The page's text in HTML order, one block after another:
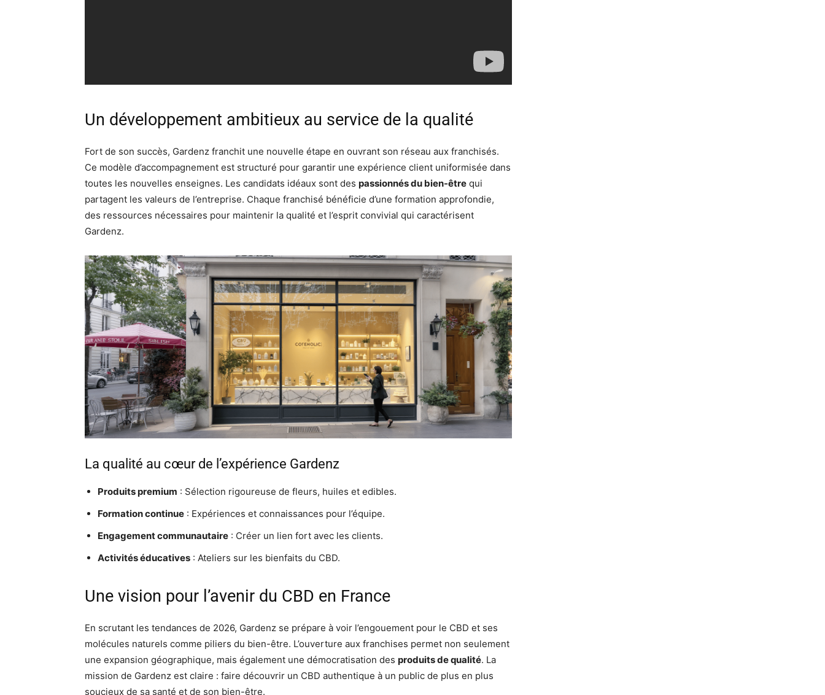
Un développement ambitieux au service de la qualité
Fort de son succès, Gardenz franchit une nouvelle étape en ouvrant son réseau aux franchisés.
Ce modèle d’accompagnement est structuré pour garantir une expérience client uniformisée dans
toutes les nouvelles enseignes. Les candidats idéaux sont des passionnés du bien-être qui
partagent les valeurs de l’entreprise. Chaque franchisé bénéficie d’une formation approfondie,
des ressources nécessaires pour maintenir la qualité et l’esprit convivial qui caractérisent
Gardenz.
La qualité au cœur de l’expérience Gardenz
Produits premium : Sélection rigoureuse de fleurs, huiles et edibles.
Formation continue : Expériences et connaissances pour l’équipe.
Engagement communautaire : Créer un lien fort avec les clients.
Activités éducatives : Ateliers sur les bienfaits du CBD.
Une vision pour l’avenir du CBD en France
En scrutant les tendances de 2026, Gardenz se prépare à voir l’engouement pour le CBD et ses
molécules naturels comme piliers du bien-être. L’ouverture aux franchises permet non seulement
une expansion géographique, mais également une démocratisation des produits de qualité. La
mission de Gardenz est claire : faire découvrir un CBD authentique à un public de plus en plus
soucieux de sa santé et de son bien-être.